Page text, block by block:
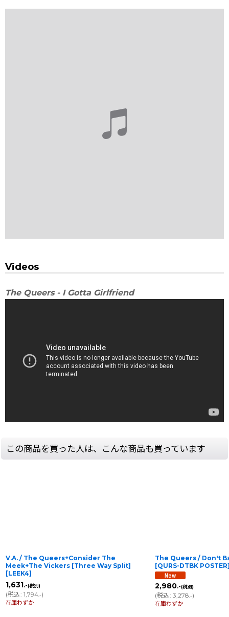
Videos
The Queers - I Gotta Girlfriend
この商品を買った人は、こんな商品も買っています
V.A. / The Queers+Consider The
Meek+The Vickers [Three Way Split]
[LEEK4]
1,631.-(税別)
(税込: 1,794.-)
在庫わずか
The Queers / Don't
[QURS-DTBK POSTER
2,980.-(税別)
(税込: 3,278 .-)
在庫わずか